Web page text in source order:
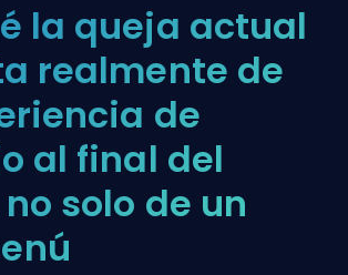
la queja actual
realmente de
de
al final del
solo de un